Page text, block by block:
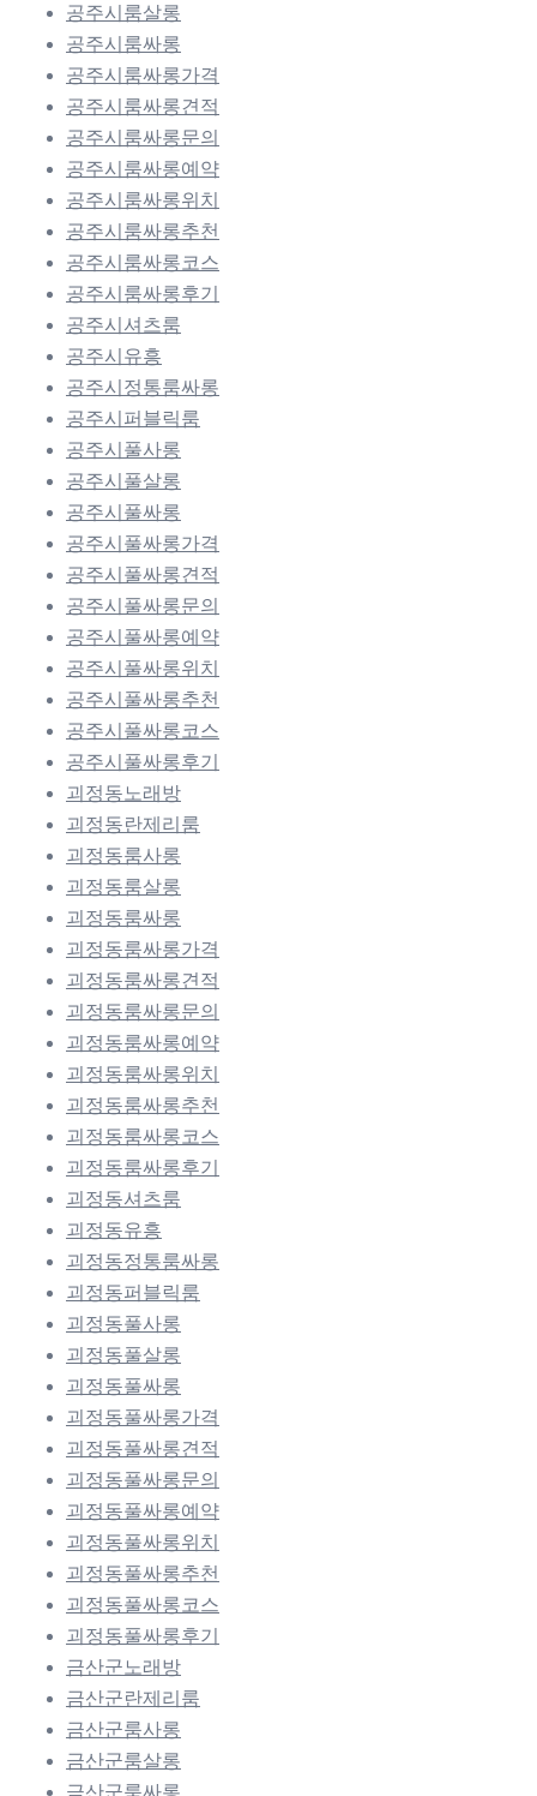
공주시룸살롱
공주시룸싸롱
공주시룸싸롱가격
공주시룸싸롱견적
공주시룸싸롱문의
공주시룸싸롱예약
공주시룸싸롱위치
공주시룸싸롱추천
공주시룸싸롱코스
공주시룸싸롱후기
공주시셔츠룸
공주시유흥
공주시정통룸싸롱
공주시퍼블릭룸
공주시풀사롱
공주시풀살롱
공주시풀싸롱
공주시풀싸롱가격
공주시풀싸롱견적
공주시풀싸롱문의
공주시풀싸롱예약
공주시풀싸롱위치
공주시풀싸롱추천
공주시풀싸롱코스
공주시풀싸롱후기
괴정동노래방
괴정동란제리룸
괴정동룸사롱
괴정동룸살롱
괴정동룸싸롱
괴정동룸싸롱가격
괴정동룸싸롱견적
괴정동룸싸롱문의
괴정동룸싸롱예약
괴정동룸싸롱위치
괴정동룸싸롱추천
괴정동룸싸롱코스
괴정동룸싸롱후기
괴정동셔츠룸
괴정동유흥
괴정동정통룸싸롱
괴정동퍼블릭룸
괴정동풀사롱
괴정동풀살롱
괴정동풀싸롱
괴정동풀싸롱가격
괴정동풀싸롱견적
괴정동풀싸롱문의
괴정동풀싸롱예약
괴정동풀싸롱위치
괴정동풀싸롱추천
괴정동풀싸롱코스
괴정동풀싸롱후기
금산군노래방
금산군란제리룸
금산군룸사롱
금산군룸살롱
금산군룸싸롱